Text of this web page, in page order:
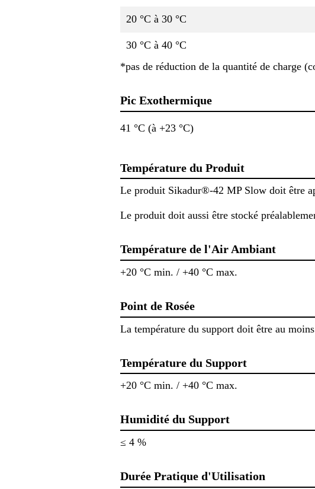
20 °C à 30 °C
30 °C à 40 °C
*pas de réduction de la quantité de charge
Pic Exothermique
41 °C (à +23 °C)
Température du Produit
Le produit Sikadur®-42 MP Slow doit être
Le produit doit aussi être stocké
Température de l'Air Ambiant
+20 °C min. / +40 °C max.
Point de Rosée
La température du support doit être au
Température du Support
+20 °C min. / +40 °C max.
Humidité du Support
≤ 4 %
Durée Pratique d'Utilisation